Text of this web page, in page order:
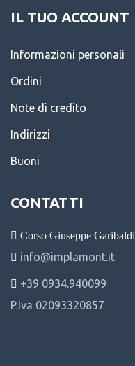
IL TUO ACCOUNT
Informazioni personali
Ordini
Note di credito
Indirizzi
Buoni
CONTATTI
Corso Giuseppe Garibaldi
info@implamont.it
+39 0934.940099
P.Iva 02093320857